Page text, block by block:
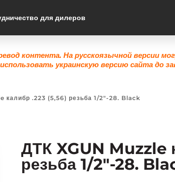
для дилеров
контента. На русскоязычной версии
украинскую версию сайта до
калибр .223 (5,56) резьба 1/2″-28. Black
ДТК XGUN Muzzle
резьба 1/2″-28.